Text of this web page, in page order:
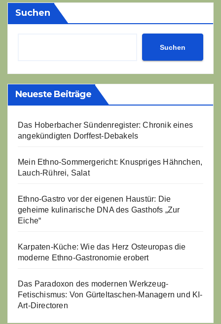
Suchen
Suchen
Neueste Beiträge
Das Hoberbacher Sündenregister: Chronik eines
angekündigten Dorffest-Debakels
Mein Ethno-Sommergericht: Knuspriges Hähnchen,
Lauch-Rührei, Salat
Ethno-Gastro vor der eigenen Haustür: Die
geheime kulinarische DNA des Gasthofs „Zur
Eiche“
Karpaten-Küche: Wie das Herz Osteuropas die
moderne Ethno-Gastronomie erobert
Das Paradoxon des modernen Werkzeug-
Fetischismus: Von Gürteltaschen-Managern und KI-
Art-Directoren